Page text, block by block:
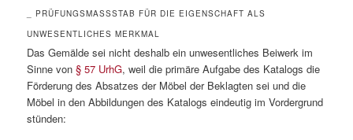
_ PRÜFUNGSMASSSTAB FÜR DIE EIGENSCHAFT ALS U
NWESENTLICHES MERKMAL
Das Gemälde sei nicht deshalb ein unwesentliches Beiwerk im
Sinne von§ 57 UrhG, weil die primäre Aufgabe des Katalogs die
Förderung des Absatzes der Möbel der Beklagten sei und die
Möbel in den Abbildungen des Katalogs eindeutig im Vordergrund
stünden: